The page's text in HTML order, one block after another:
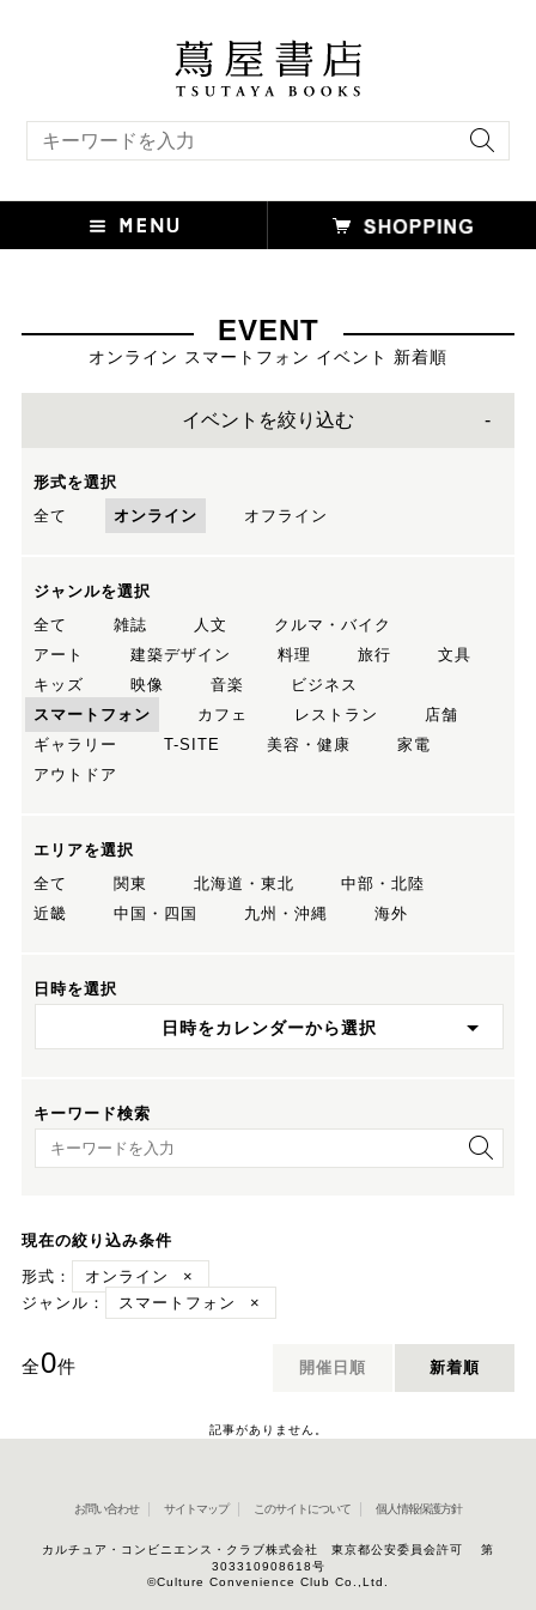
EVENT
オンライン スマートフォン イベント 新着順
イベントを絞り込む
形式を選択
全て
オンライン オフライン
ジャンルを選択
全て
雑誌 人文
クルマ・バイク
アート
建築デザイン 料理 旅行
文具
キッズ
映像 音楽
ビジネス
スマートフォン
カフェ レストラン
店舗
ギャラリー
T-SITE 美容・健康
家電
アウトドア
エリアを選択
全て
関東 北海道・東北
中部・北陸
近畿
中国・四国 九州・沖縄 海外
日時を選択
日時をカレンダーから選択
キーワード検索
キーワード検索
現在の絞り込み条件
形式：
オンライン
×
ジャンル：
スマートフォン ×
全0件 開催日順 新着順
記事がありません。
お問い合わせ サイトマップ このサイトについて 個人情報保護方針
カルチュア・コンビニエンス・クラブ株式会社 東京都公安委員会許可 第
303310908618号
©Culture Convenience Club Co.,Ltd.